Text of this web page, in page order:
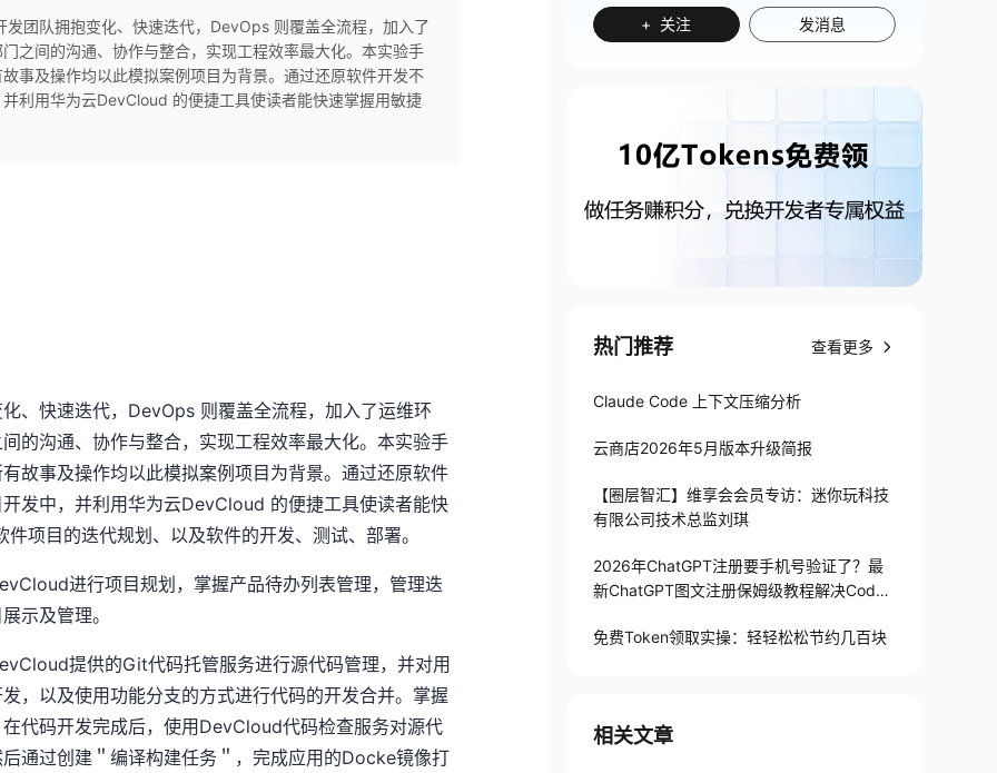
团队拥抱变化、快速迭代，DevOps 则覆盖全流程，加入了
之间的沟通、协作与整合，实现工程效率最大化。本实验手
事及操作均以此模拟案例项目为背景。通过还原软件开发不
利用华为云DevCloud 的便捷工具使读者能快速掌握用敏捷
、快速迭代，DevOps 则覆盖全流程，加入了运维环
的沟通、协作与整合，实现工程效率最大化。本实验手
故事及操作均以此模拟案例项目为背景。通过还原软件
发中，并利用华为云DevCloud 的便捷工具使读者能快
项目的迭代规划、以及软件的开发、测试、部署。
进行项目规划，掌握产品待办列表管理，管理迭
示及管理。
提供的Git代码托管服务进行源代码管理，并对用
，以及使用功能分支的方式进行代码的开发合并。掌握
代码开发完成后，使用DevCloud代码检查服务对源代
通过创建＂编译构建任务＂，完成应用的Docke镜像打
+ 关注 发消息
热门推荐 查看更多
Claude Code 上下文压缩分析
云商店2026年5月版本升级简报
【圈层智汇】维享会会员专访：迷你玩科技
有限公司技术总监刘琪
2026年ChatGPT注册要手机号验证了？最
新ChatGPT图文注册保姆级教程解决Codex
免费Token领取实操：轻轻松松节约几百块
相关文章